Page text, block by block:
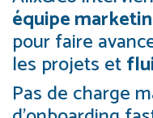
équipe
pour faire
les projets et
Pas de charge